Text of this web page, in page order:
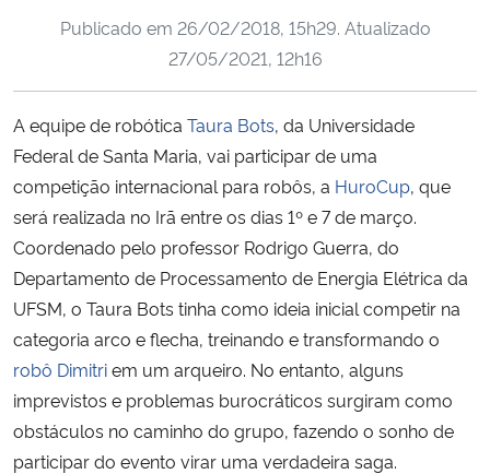
Ministério da Saúde
Ministério de Minas e Energia
Ministério da Ciência, Tecnologia, Inovações e Comunicações
Ministério do Meio Ambiente
Controladoria-Geral da União
Ministério da Mulher, da Família e dos Direitos Humanos
Publicado em 26/02/2018, 15h29. Atualizado
27/05/2021, 12h16
A equipe de robótica Taura Bots, da Universidade
Federal de Santa Maria, vai participar de uma
competição internacional para robôs, a HuroCup, que
será realizada no Irã entre os dias 1º e 7 de março.
Coordenado pelo professor Rodrigo Guerra, do
Departamento de Processamento de Energia Elétrica da
UFSM, o Taura Bots tinha como ideia inicial competir na
categoria arco e flecha, treinando e transformando o
robô Dimitriem um arqueiro. No entanto, alguns
imprevistos e problemas burocráticos surgiram como
obstáculos no caminho do grupo, fazendo o sonho de
participar do evento virar uma verdadeira saga.